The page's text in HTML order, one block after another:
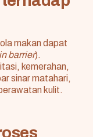
makan dapat
barrier).
kemerahan,
sinar matahari,
kulit.